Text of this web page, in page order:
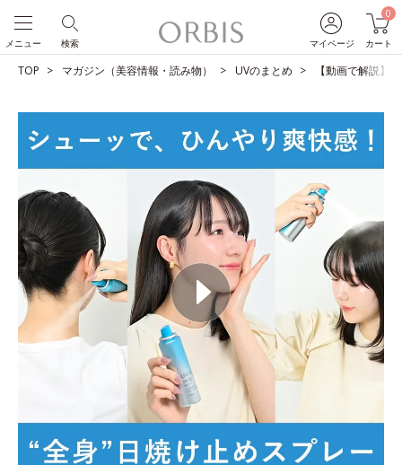
マイページ
0
カート
検索
メニュー
TOP マガジン（美容情報・読み物） UVのまとめ 【動画で解説】